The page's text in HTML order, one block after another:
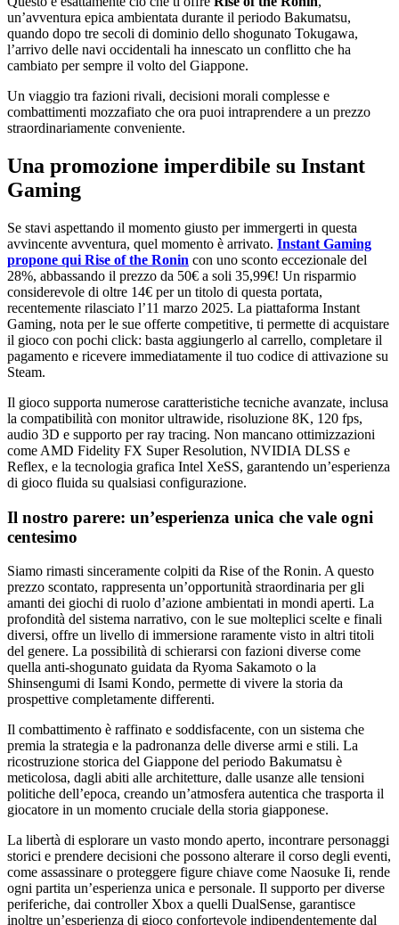
un’avventura epica ambientata durante il periodo Bakumatsu,
quando dopo tre secoli di dominio dello shogunato Tokugawa,
l’arrivo delle navi occidentali ha innescato un conflitto che ha
cambiato per sempre il volto del Giappone.
Un viaggio tra fazioni rivali, decisioni morali complesse e
combattimenti mozzafiato che ora puoi intraprendere a un prezzo
straordinariamente conveniente.
Una promozione imperdibile su Instant
Gaming
Se stavi aspettando il momento giusto per immergerti in questa
avvincente avventura, quel momento è arrivato. Instant Gaming
propone qui Rise of the Ronin con uno sconto eccezionale del
28%, abbassando il prezzo da 50€ a soli 35,99€! Un risparmio
considerevole di oltre 14€ per un titolo di questa portata,
recentemente rilasciato l’11 marzo 2025. La piattaforma Instant
Gaming, nota per le sue offerte competitive, ti permette di acquistare
il gioco con pochi click: basta aggiungerlo al carrello, completare il
pagamento e ricevere immediatamente il tuo codice di attivazione su
Steam.
Il gioco supporta numerose caratteristiche tecniche avanzate, inclusa
la compatibilità con monitor ultrawide, risoluzione 8K, 120 fps,
audio 3D e supporto per ray tracing. Non mancano ottimizzazioni
come AMD Fidelity FX Super Resolution, NVIDIA DLSS e
Reflex, e la tecnologia grafica Intel XeSS, garantendo un’esperienza
di gioco fluida su qualsiasi configurazione.
Il nostro parere: un’esperienza unica che vale ogni
centesimo
Siamo rimasti sinceramente colpiti da Rise of the Ronin. A questo
prezzo scontato, rappresenta un’opportunità straordinaria per gli
amanti dei giochi di ruolo d’azione ambientati in mondi aperti. La
profondità del sistema narrativo, con le sue molteplici scelte e finali
diversi, offre un livello di immersione raramente visto in altri titoli
del genere. La possibilità di schierarsi con fazioni diverse come
quella anti-shogunato guidata da Ryoma Sakamoto o la
Shinsengumi di Isami Kondo, permette di vivere la storia da
prospettive completamente differenti.
Il combattimento è raffinato e soddisfacente, con un sistema che
premia la strategia e la padronanza delle diverse armi e stili. La
ricostruzione storica del Giappone del periodo Bakumatsu è
meticolosa, dagli abiti alle architetture, dalle usanze alle tensioni
politiche dell’epoca, creando un’atmosfera autentica che trasporta il
giocatore in un momento cruciale della storia giapponese.
La libertà di esplorare un vasto mondo aperto, incontrare personaggi
storici e prendere decisioni che possono alterare il corso degli eventi,
come assassinare o proteggere figure chiave come Naosuke Ii, rende
ogni partita un’esperienza unica e personale. Il supporto per diverse
periferiche, dai controller Xbox a quelli DualSense, garantisce
inoltre un’esperienza di gioco confortevole indipendentemente dal